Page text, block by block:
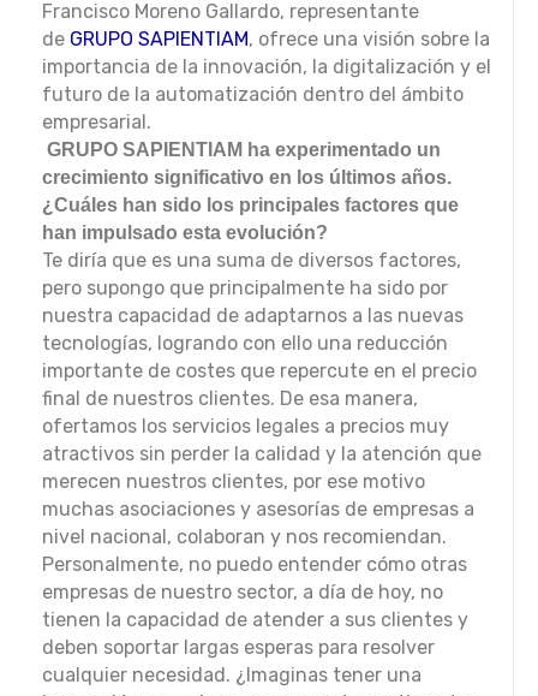
Francisco Moreno Gallardo, representante
de GRUPO SAPIENTIAM, ofrece una visión sobre la
importancia de la innovación, la digitalización y el
futuro de la automatización dentro del ámbito
empresarial.
GRUPO SAPIENTIAM ha experimentado un
crecimiento significativo en los últimos años.
¿Cuáles han sido los principales factores que
han impulsado esta evolución?
Te diría que es una suma de diversos factores,
pero supongo que principalmente ha sido por
nuestra capacidad de adaptarnos a las nuevas
tecnologías, logrando con ello una reducción
importante de costes que repercute en el precio
final de nuestros clientes. De esa manera,
ofertamos los servicios legales a precios muy
atractivos sin perder la calidad y la atención que
merecen nuestros clientes, por ese motivo
muchas asociaciones y asesorías de empresas a
nivel nacional, colaboran y nos recomiendan.
Personalmente, no puedo entender cómo otras
empresas de nuestro sector, a día de hoy, no
tienen la capacidad de atender a sus clientes y
deben soportar largas esperas para resolver
cualquier necesidad. ¿Imaginas tener una